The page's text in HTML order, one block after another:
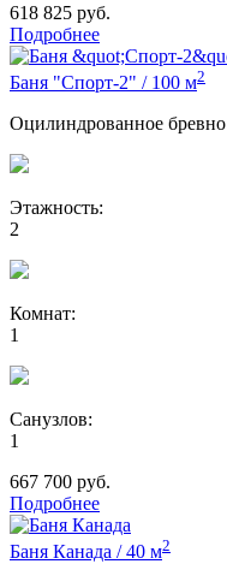
618 825 руб.
Подробнее
Баня "Спорт-2" / 100 м2
Оцилиндрованное бревно
Этажность:
2
Комнат:
1
Санузлов:
1
667 700 руб.
Подробнее
Баня Канада /40 м2